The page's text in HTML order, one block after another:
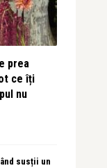
prea
ce îți
nu
susții un